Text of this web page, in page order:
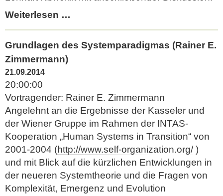
Weiterlesen …
gute
Leben
Mensch
Grundlagen des Systemparadigmas (Rainer E.
Zimmermann)
21.09.2014
20:00:00
Vortragender: Rainer E. Zimmermann
Angelehnt an die Ergebnisse der Kasseler und
der Wiener Gruppe im Rahmen der INTAS-
Kooperation „Human Systems in Transition“ von
2001-2004 (http://www.self-organization.org/)
und mit Blick auf die kürzlichen Entwicklungen in
der neueren Systemtheorie und die Fragen von
Komplexität, Emergenz und Evolution